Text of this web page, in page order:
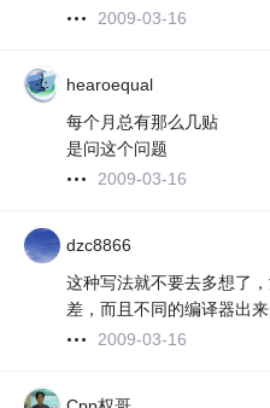
2009-03-16
hearoequal
每个月总有那么几贴
是问这个问题
2009-03-16
dzc8866
这种写法就不要去多想了
差，而且不同的编译器出
2009-03-16